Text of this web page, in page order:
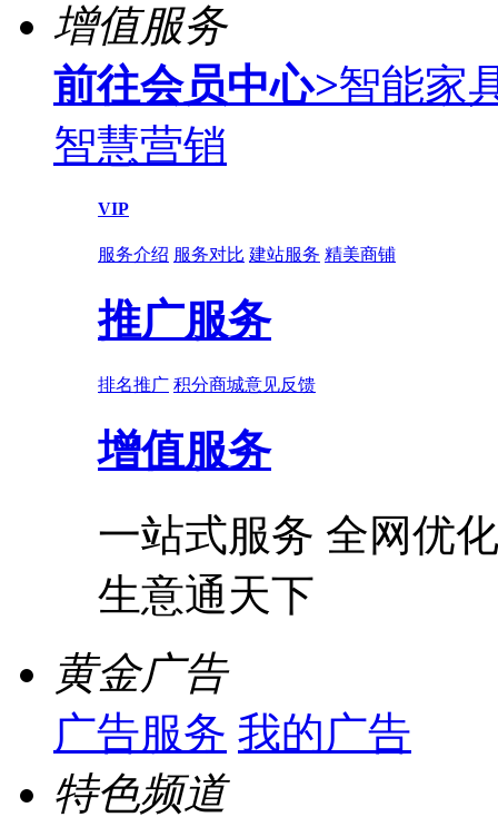
增值服务
前往会员中心>智能家
智慧营销
VIP
服务介绍 服务对比 建站服务 精美商铺
推广服务
排名推广 积分商城意见反馈
增值服务
一站式服务 全网优
生意通天下
黄金广告
广告服务 我的广告
特色频道